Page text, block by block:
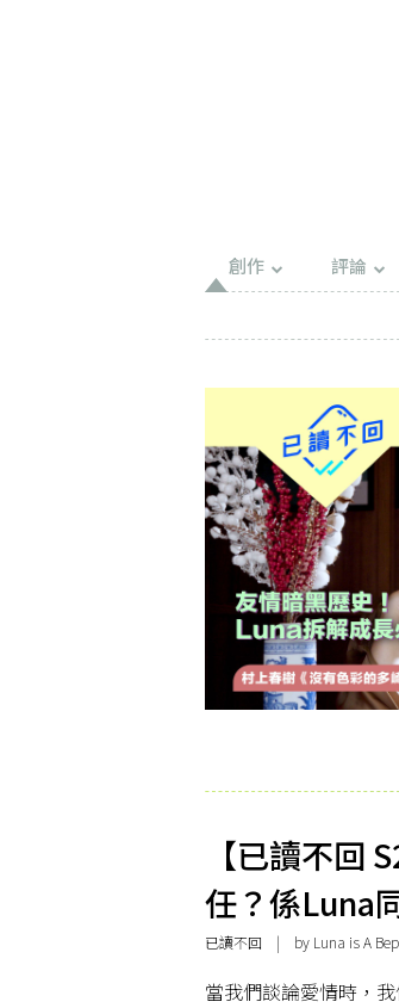
創作 評論
【已讀不回
任？係Luna
已讀不回 | by Luna is A
當我們談論愛情時，